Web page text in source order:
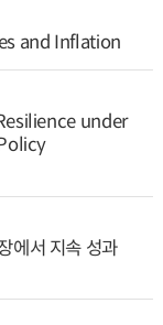
and Inflation
under
에서 지속 성과